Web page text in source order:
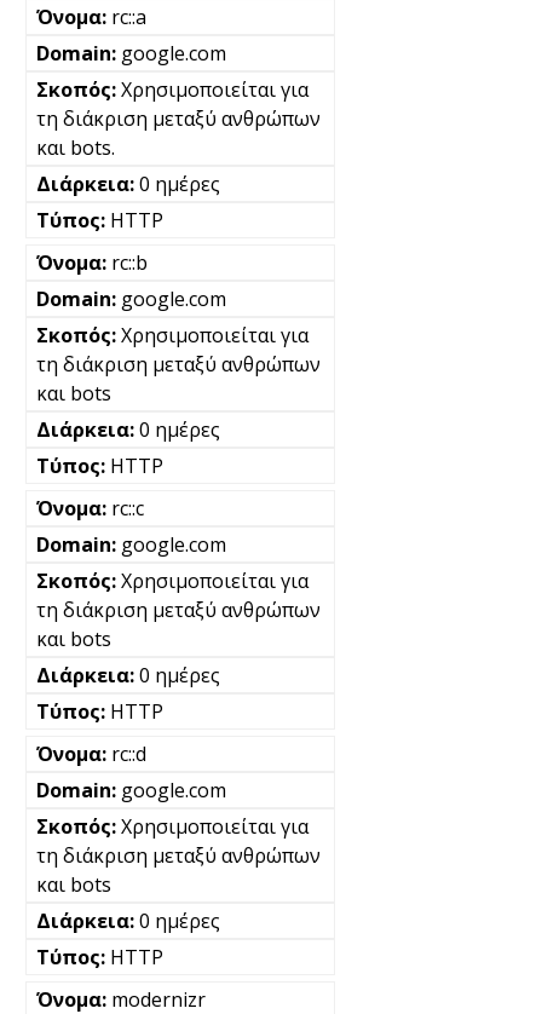
rc::a
google.com
Χρησιμοποιείται για
τη διάκριση μεταξύ ανθρώπων
και bots.
0 ημέρες
HTTP
rc::b
google.com
Χρησιμοποιείται για
τη διάκριση μεταξύ ανθρώπων
και bots
0 ημέρες
HTTP
rc::c
google.com
Χρησιμοποιείται για
τη διάκριση μεταξύ ανθρώπων
και bots
0 ημέρες
HTTP
rc::d
google.com
Χρησιμοποιείται για
τη διάκριση μεταξύ ανθρώπων
και bots
0 ημέρες
HTTP
modernizr